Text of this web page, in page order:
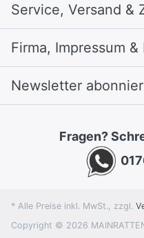
Service, Versand &
Firma, Impressum
Newsletter
Fragen?
* Alle Preise inkl. MwSt., zzgl.
Copyright © 2026